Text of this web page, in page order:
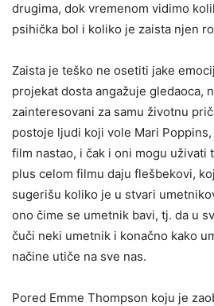
drugima, dok vremenom vidimo
psihička bol i koliko je zaista njen
Zaista je teško ne osetiti jake
projekat dosta angažuje gledaoca,
zainteresovani za samu životnu
postoje ljudi koji vole Mari
film nastao, i čak i oni mogu uživati
plus celom filmu daju flešbekovi,
sugerišu koliko je u stvari
ono čime se umetnik bavi, tj. da u
čuči neki umetnik i konačno kako
načine utiče na sve nas.
Pored Emme Thompson koju je